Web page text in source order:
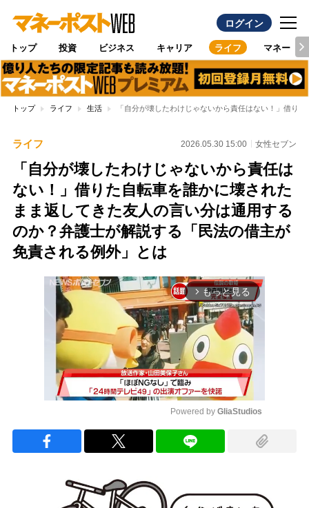
ログイン
トップ 投資 ビジネス キャリア ライフ マネー
トップ ライフ 生活 「自分が壊したわけじゃないから責任はない！」借り
ライフ 2026.05.30 15:00 女性セブン
「自分が壊したわけじゃないから責任は
ない！」借りた自転車を誰かに壊された
まま返してきた友人の言い分は通用する
のか？弁護士が解説する「民法の借主が
免責される例外」とは
arrow_forward_ios もっと見る
Powered by GliaStudios